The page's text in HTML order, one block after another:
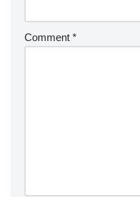
Comment les
peuvent-elles